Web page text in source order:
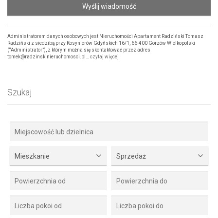
Wyślij wiadomość
Administratorem danych osobowych jest Nieruchomości Apartament Radziński Tomasz
Radziński z siedzibą przy Kosynierów Gdyńskich 16/1, 66-400 Gorzów Wielkopolski
(“Administrator”), z którym można się skontaktować przez adres
tomek@radzinskinieruchomosci.pl… czytaj więcej
Szukaj
Mieszkanie Sprzedaż